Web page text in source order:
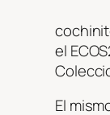
el
El